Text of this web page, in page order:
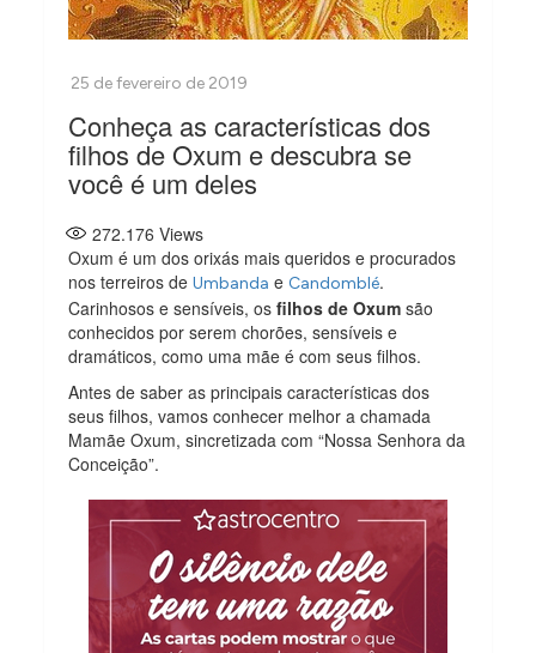
Conheça as características dos
filhos de Oxum e descubra se
você é um deles
272.176 Views
Oxum é um dos orixás mais queridos e procurados
nos terreiros deUmbanda e Candomblé.
Carinhosos e sensíveis, osfilhos de Oxum são
conhecidos por serem chorões, sensíveis e
dramáticos, como uma mãe é com seus filhos.
Antes de saber as principais características dos
seus filhos, vamos conhecer melhor a chamada
Mamãe Oxum, sincretizada com “Nossa Senhora da
Conceição”.